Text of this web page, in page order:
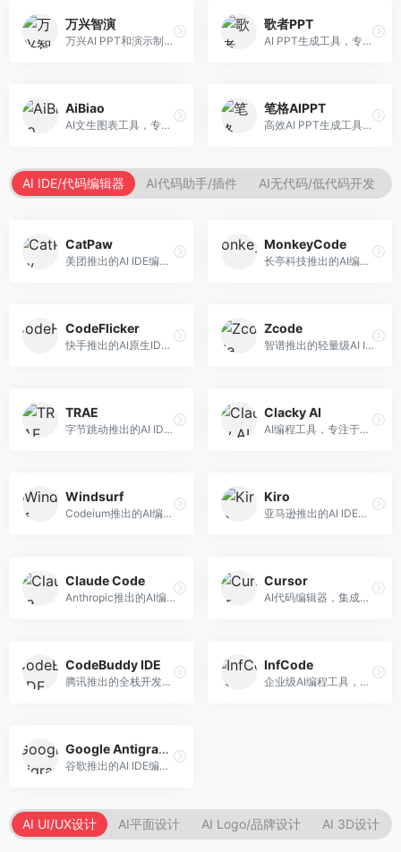
万兴智演
万兴AI PPT和演示制作软件，整合视频演示功能。面向职场人士和教育工作者，提供PPT生成、演示录制、视频制作等服务，演示功能完善。
歌者PPT
AI PPT生成工具，专注于演示文稿智能创作。面向职场人士，支持主题输入、内容生成、设计美化等功能，PPT制作效率高。
AiBiao
AI文生图表工具，专注于数据可视化展示。面向数据分析师和职场人士，提供图表生成、数据可视化、PPT嵌入等服务，数据展示专业。
笔格AIPPT
高效AI PPT生成工具，专注于演示文稿智能创作。面向职场人士，支持主题输入、内容生成、设计美化等功能，PPT制作效率高。
AI IDE/代码编辑器 AI代码助手/插件 AI无代码/低代码开发
CatPaw
美团推出的AI IDE编程工具，专注于本地开发生态。面向开发者，提供智能代码补全、代码生成、项目管理等服务，本地开发体验好。
MonkeyCode
长亭科技推出的AI编程助手，专注于安全开发。面向开发者，提供代码生成、安全检测、漏洞修复等服务，安全开发能力强。
CodeFlicker
快手推出的AI原生IDE，专注于短视频相关开发。面向快手生态开发者，提供代码生成、调试辅助等服务，与快手开发生态深度整合。
Zcode
智谱推出的轻量级AI IDE，基于GLM模型。面向开发者，提供智能代码补全、代码生成、错误检测等服务，中文编程支持好。
TRAE
字节跳动推出的AI IDE编程工具，深度集成大模型能力。面向开发者，提供智能代码补全、代码解释、重构优化等服务，编程效率显著提升。
Clacky AI
AI编程工具，专注于代码智能生成与优化。面向开发者，提供代码生成、代码重构、错误修复等服务，编程效率高。
Windsurf
Codeium推出的AI编程工具，专注于代码智能辅助。面向开发者，提供代码补全、代码生成、代码解释等服务，多语言支持完善。
Kiro
亚马逊推出的AI IDE，深度整合AWS云服务。面向AWS开发者，提供代码生成、云服务集成、部署自动化等服务，与AWS生态无缝衔接。
Claude Code
Anthropic推出的AI编程工具，基于Claude模型。面向开发者，提供代码生成、代码审查、调试辅助等服务，代码质量高，推理能力强。
Cursor
AI代码编辑器，集成GPT-4模型，专注于智能编程辅助。面向开发者，提供代码生成、代码解释、错误修复等服务，编程体验流畅，开发效率高。
CodeBuddy IDE
腾讯推出的全栈开发AI IDE，整合腾讯云服务。面向开发者，提供代码生成、调试辅助、部署服务等功能，与腾讯云生态深度整合。
InfCode
企业级AI编程工具，专注于团队协作开发。面向企业开发团队，提供代码生成、代码审查、团队协作等服务，企业级功能完善。
Google Antigravity
谷歌推出的AI IDE编程智能体，整合Google Cloud服务。面向谷歌生态开发者，提供智能编程辅助、云服务集成等功能。
AI UI/UX设计 AI平面设计 AI Logo/品牌设计 AI 3D设计